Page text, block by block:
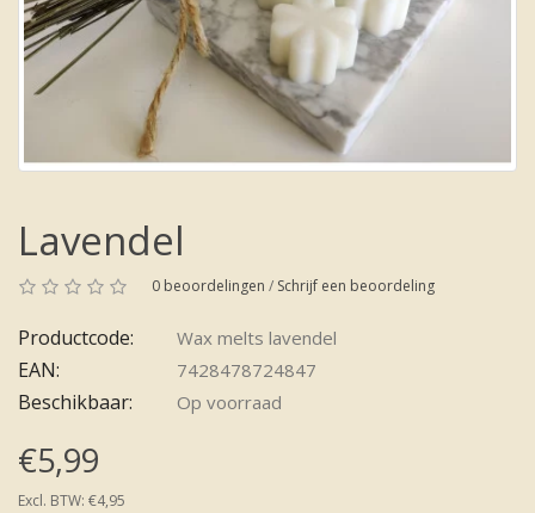
Lavendel
0 beoordelingen / Schrijf een beoordeling
Productcode: Wax melts lavendel
EAN: 7428478724847
Beschikbaar: Op voorraad
€5,99
Excl. BTW: €4,95